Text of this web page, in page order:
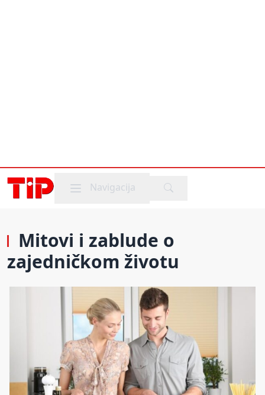
Mobile menu
Navigacija
Mitovi i zablude o
zajedničkom životu